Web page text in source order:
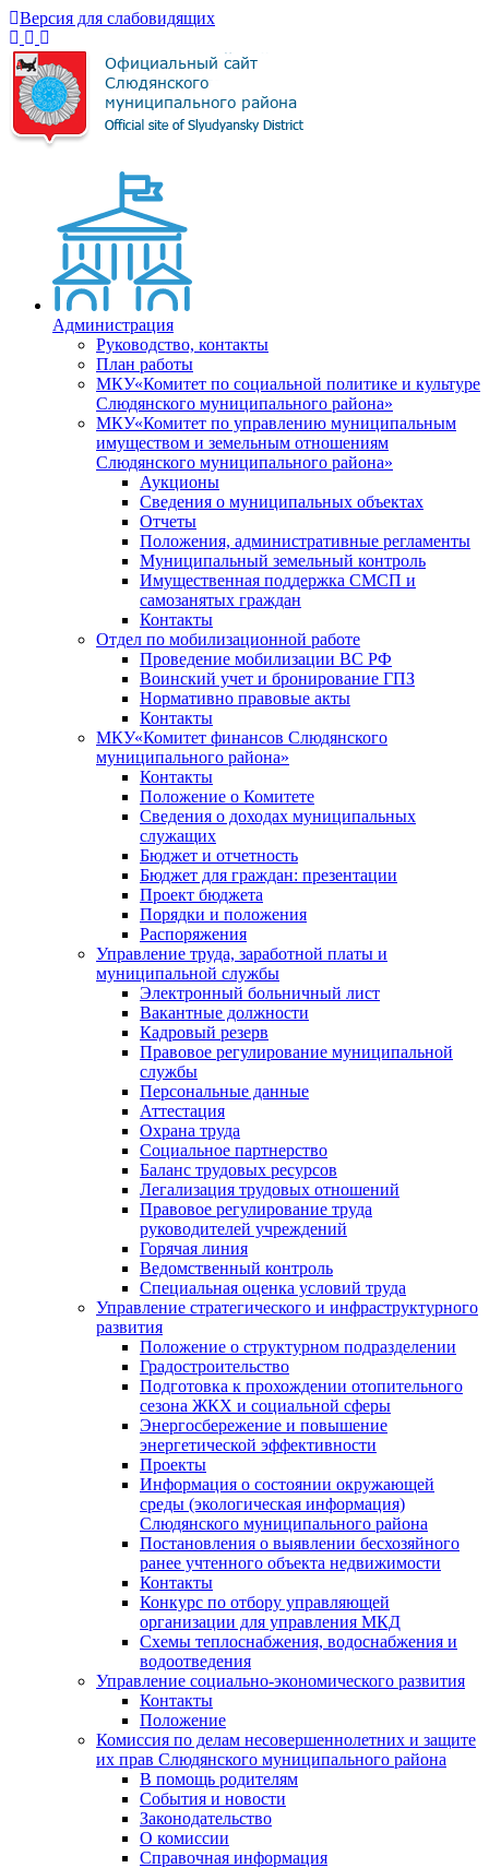
Версия для слабовидящих
Администрация
Руководство, контакты
План работы
МКУ«Комитет по социальной политике и культуре
Слюдянского муниципального района»
МКУ«Комитет по управлению муниципальным
имуществом и земельным отношениям
Слюдянского муниципального района»
Аукционы
Сведения о муниципальных объектах
Отчеты
Положения, административные регламенты
Муниципальный земельный контроль
Имущественная поддержка СМСП и
самозанятых граждан
Контакты
Отдел по мобилизационной работе
Проведение мобилизации ВС РФ
Воинский учет и бронирование ГПЗ
Нормативно правовые акты
Контакты
МКУ«Комитет финансов Слюдянского
муниципального района»
Контакты
Положение о Комитете
Сведения о доходах муниципальных
служащих
Бюджет и отчетность
Бюджет для граждан: презентации
Проект бюджета
Порядки и положения
Распоряжения
Управление труда, заработной платы и
муниципальной службы
Электронный больничный лист
Вакантные должности
Кадровый резерв
Правовое регулирование муниципальной
службы
Персональные данные
Аттестация
Охрана труда
Социальное партнерство
Баланс трудовых ресурсов
Легализация трудовых отношений
Правовое регулирование труда
руководителей учреждений
Горячая линия
Ведомственный контроль
Специальная оценка условий труда
Управление стратегического и инфраструктурного
развития
Положение о структурном подразделении
Градостроительство
Подготовка к прохождении отопительного
сезона ЖКХ и социальной сферы
Энергосбережение и повышение
энергетической эффективности
Проекты
Информация о состоянии окружающей
среды (экологическая информация)
Слюдянского муниципального района
Постановления о выявлении бесхозяйного
ранее учтенного объекта недвижимости
Контакты
Конкурс по отбору управляющей
организации для управления МКД
Схемы теплоснабжения, водоснабжения и
водоотведения
Управление социально-экономического развития
Контакты
Положение
Комиссия по делам несовершеннолетних и защите
их прав Слюдянского муниципального района
В помощь родителям
События и новости
Законодательство
О комиссии
Справочная информация